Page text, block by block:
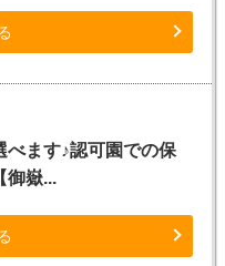
べます♪認可園での保
御嶽...